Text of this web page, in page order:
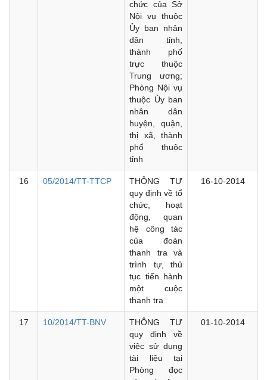
chức của Sở
Nội vụ thuộc
Ủy ban nhân
dân tỉnh,
thành phố
trực thuộc
Trung ương;
Phòng Nội vụ
thuộc Ủy ban
nhân dân
huyện, quận,
thị xã, thành
phố thuộc
tỉnh
16 05/2014/TT-TTCP
THÔNG TƯ
quy định về tổ
chức, hoạt
động, quan
hệ công tác
của đoàn
thanh tra và
trình tự, thủ
tục tiến hành
một cuộc
thanh tra
16-10-2014
17 10/2014/TT-BNV
THÔNG TƯ
quy định về
việc sử dụng
tài liệu tại
Phòng đọc
01-10-2014